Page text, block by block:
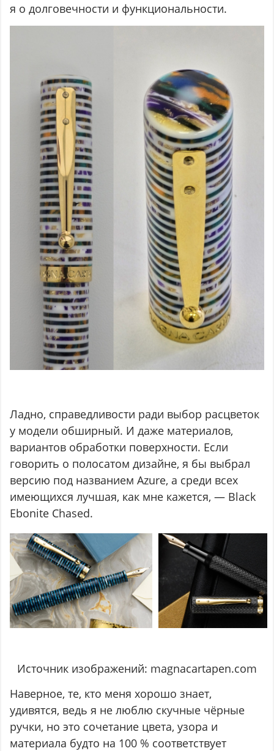
я о долговечности и функциональности.
Ладно, справедливости ради выбор расцветок
у модели обширный. И даже материалов,
вариантов обработки поверхности. Если
говорить о полосатом дизайне, я бы выбрал
версию под названием Azure, а среди всех
имеющихся лучшая, как мне кажется, — Black
Ebonite Chased.
Источник изображений: magnacartapen.com
Наверное, те, кто меня хорошо знает,
удивятся, ведь я не люблю скучные чёрные
ручки, но это сочетание цвета, узора и
материала будто на 100 % соответствует